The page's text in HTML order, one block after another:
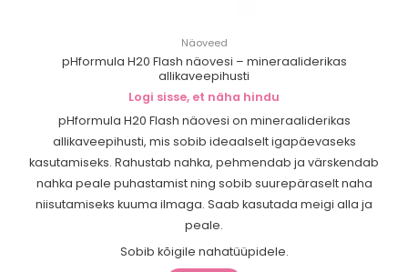
Näoveed
pHformula H20 Flash näovesi – mineraaliderikas
allikaveepihusti
Logi sisse, et näha hindu
pHformula H20 Flash näovesi on mineraaliderikas
allikaveepihusti, mis sobib ideaalselt igapäevaseks
kasutamiseks. Rahustab nahka, pehmendab ja värskendab
nahka peale puhastamist ning sobib suurepäraselt naha
niisutamiseks kuuma ilmaga. Saab kasutada meigi alla ja
peale.
Sobib kõigile nahatüüpidele.